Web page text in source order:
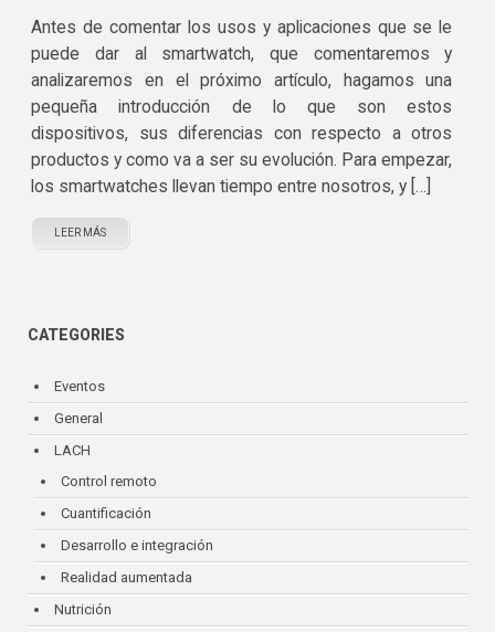
Antes de comentar los usos y aplicaciones que se le
puede dar al smartwatch, que comentaremos y
analizaremos en el próximo artículo, hagamos una
pequeña introducción de lo que son estos
dispositivos, sus diferencias con respecto a otros
productos y como va a ser su evolución. Para empezar,
los smartwatches llevan tiempo entre nosotros, y […]
LEER MÁS
CATEGORIES
Eventos
General
LACH
Control remoto
Cuantificación
Desarrollo e integración
Realidad aumentada
Nutrición